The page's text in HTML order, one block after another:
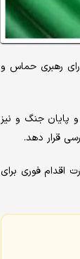
رهبری حماس و
پایان جنگ و نیز
قرار دهد.
اقدام فوری برای